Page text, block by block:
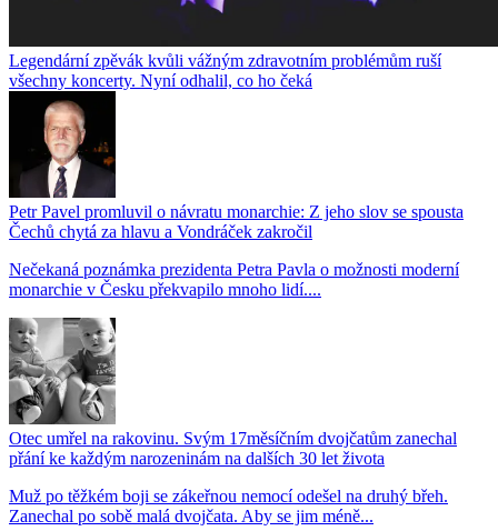
Legendární zpěvák kvůli vážným zdravotním problémům ruší
všechny koncerty. Nyní odhalil, co ho čeká
Petr Pavel promluvil o návratu monarchie: Z jeho slov se spousta
Čechů chytá za hlavu a Vondráček zakročil
Nečekaná poznámka prezidenta Petra Pavla o možnosti moderní
monarchie v Česku překvapilo mnoho lidí....
Otec umřel na rakovinu. Svým 17měsíčním dvojčatům zanechal
přání ke každým narozeninám na dalších 30 let života
Muž po těžkém boji se zákeřnou nemocí odešel na druhý břeh.
Zanechal po sobě malá dvojčata. Aby se jim méně...